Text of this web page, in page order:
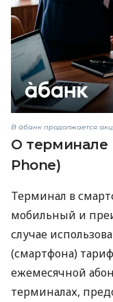
В àбанк продолжается
О терминале
Phone)
Терминал в
мобильный и
случае
(смартфона)
ежемесячной
терминалах,